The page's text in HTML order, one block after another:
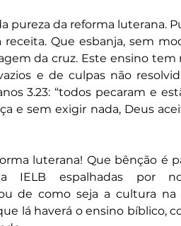
pureza da reforma luterana.
Que esbanja, sem
da cruz. Este ensino tem
e de culpas não
3.23: “todos pecaram e
e sem exigir nada, Deus
luterana! Que bênção é
IELB espalhadas por
de como seja a cultura na
lá haverá o ensino bíblico,